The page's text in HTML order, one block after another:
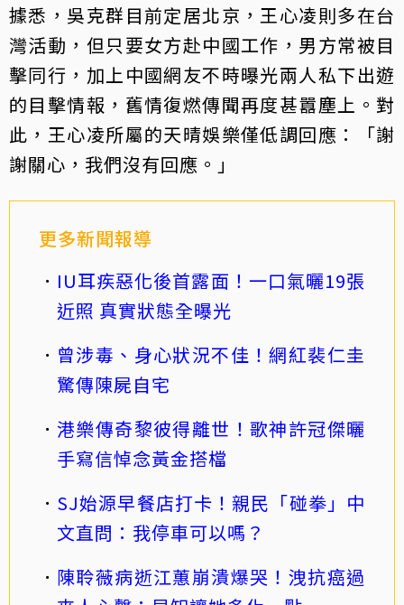
據悉，吳克群目前定居北京，王心凌則多在台
灣活動，但只要女方赴中國工作，男方常被目
擊同行，加上中國網友不時曝光兩人私下出遊
的目擊情報，舊情復燃傳聞再度甚囂塵上。對
此，王心凌所屬的天晴娛樂僅低調回應：「謝
謝關心，我們沒有回應。」
更多新聞報導
IU耳疾惡化後首露面！一口氣曬19張
近照 真實狀態全曝光
曾涉毒、身心狀況不佳！網紅裴仁圭
驚傳陳屍自宅
港樂傳奇黎彼得離世！歌神許冠傑曬
手寫信悼念黃金搭檔
SJ始源早餐店打卡！親民「碰拳」中
文直問：我停車可以嗎？
陳聆薇病逝江蕙崩潰爆哭！洩抗癌過